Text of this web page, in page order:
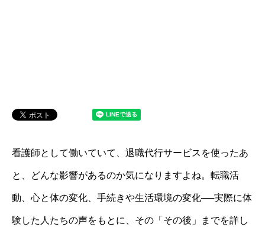
看護師として働いていて、退職代行サービスを使ったあ
と、どんな影響があるのか気になりますよね。転職活
動、心と体の変化、手続きや生活環境の変化──実際に体
験した人たちの声をもとに、その「その後」までを詳し